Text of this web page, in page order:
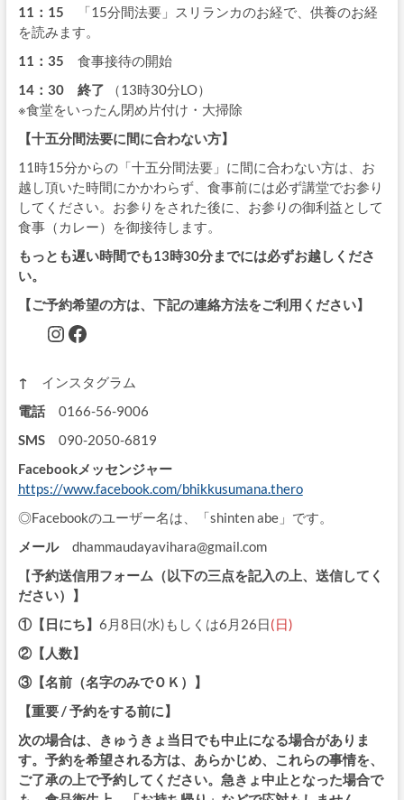
11：15
「15分間法要」スリランカのお経で、供養のお経
を読みます。
11：35 食事接待の開始
14：30 終了 （13時30分LO）
※食堂をいったん閉め片付け・大掃除
【十五分間法要に間に合わない方】
11時15分からの「十五分間法要」に間に合わない方は、お
越し頂いた時間にかかわらず、食事前には必ず講堂でお参り
してください。お参りをされた後に、お参りの御利益として
食事（カレー）を御接待します。
もっとも遅い時間でも13時30分までには必ずお越しくださ
い。
【ご予約希望の方は、下記の連絡方法をご利用ください】
Instagram
Facebook
↑ インスタグラム
電話0166-56-9006
SMS090-2050-6819
Facebookメッセンジャー
https://www.facebook.com/bhikkusumana.thero
◎Facebookのユーザー名は、「shinten abe」です。
メールdhammaudayavihara@gmail.com
【予約送信用フォーム（以下の三点を記入の上、送信してく
ださい）】
①【日にち】 6月8日(水)もしくは6月26日(日)
②【人数】
③【名前（名字のみでＯＫ）】
【重要 / 予約をする前に】
次の場合は、きゅうきょ当日でも中止になる場合がありま
す。予約を希望される方は、あらかじめ、これらの事情を、
ご了承の上で予約してください。急きょ中止となった場合で